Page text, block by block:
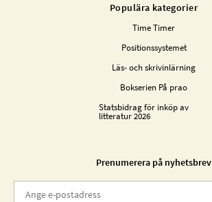
Populära kategorier
Time Timer
Positionssystemet
Läs- och skrivinlärning
Bokserien På prao
Statsbidrag för inköp av
litteratur 2026
Prenumerera på nyhetsbrev